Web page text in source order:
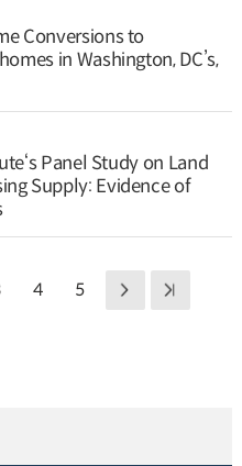
Conversions to
in Washington, DC’s,
Panel Study on Land
Supply: Evidence of
4 5